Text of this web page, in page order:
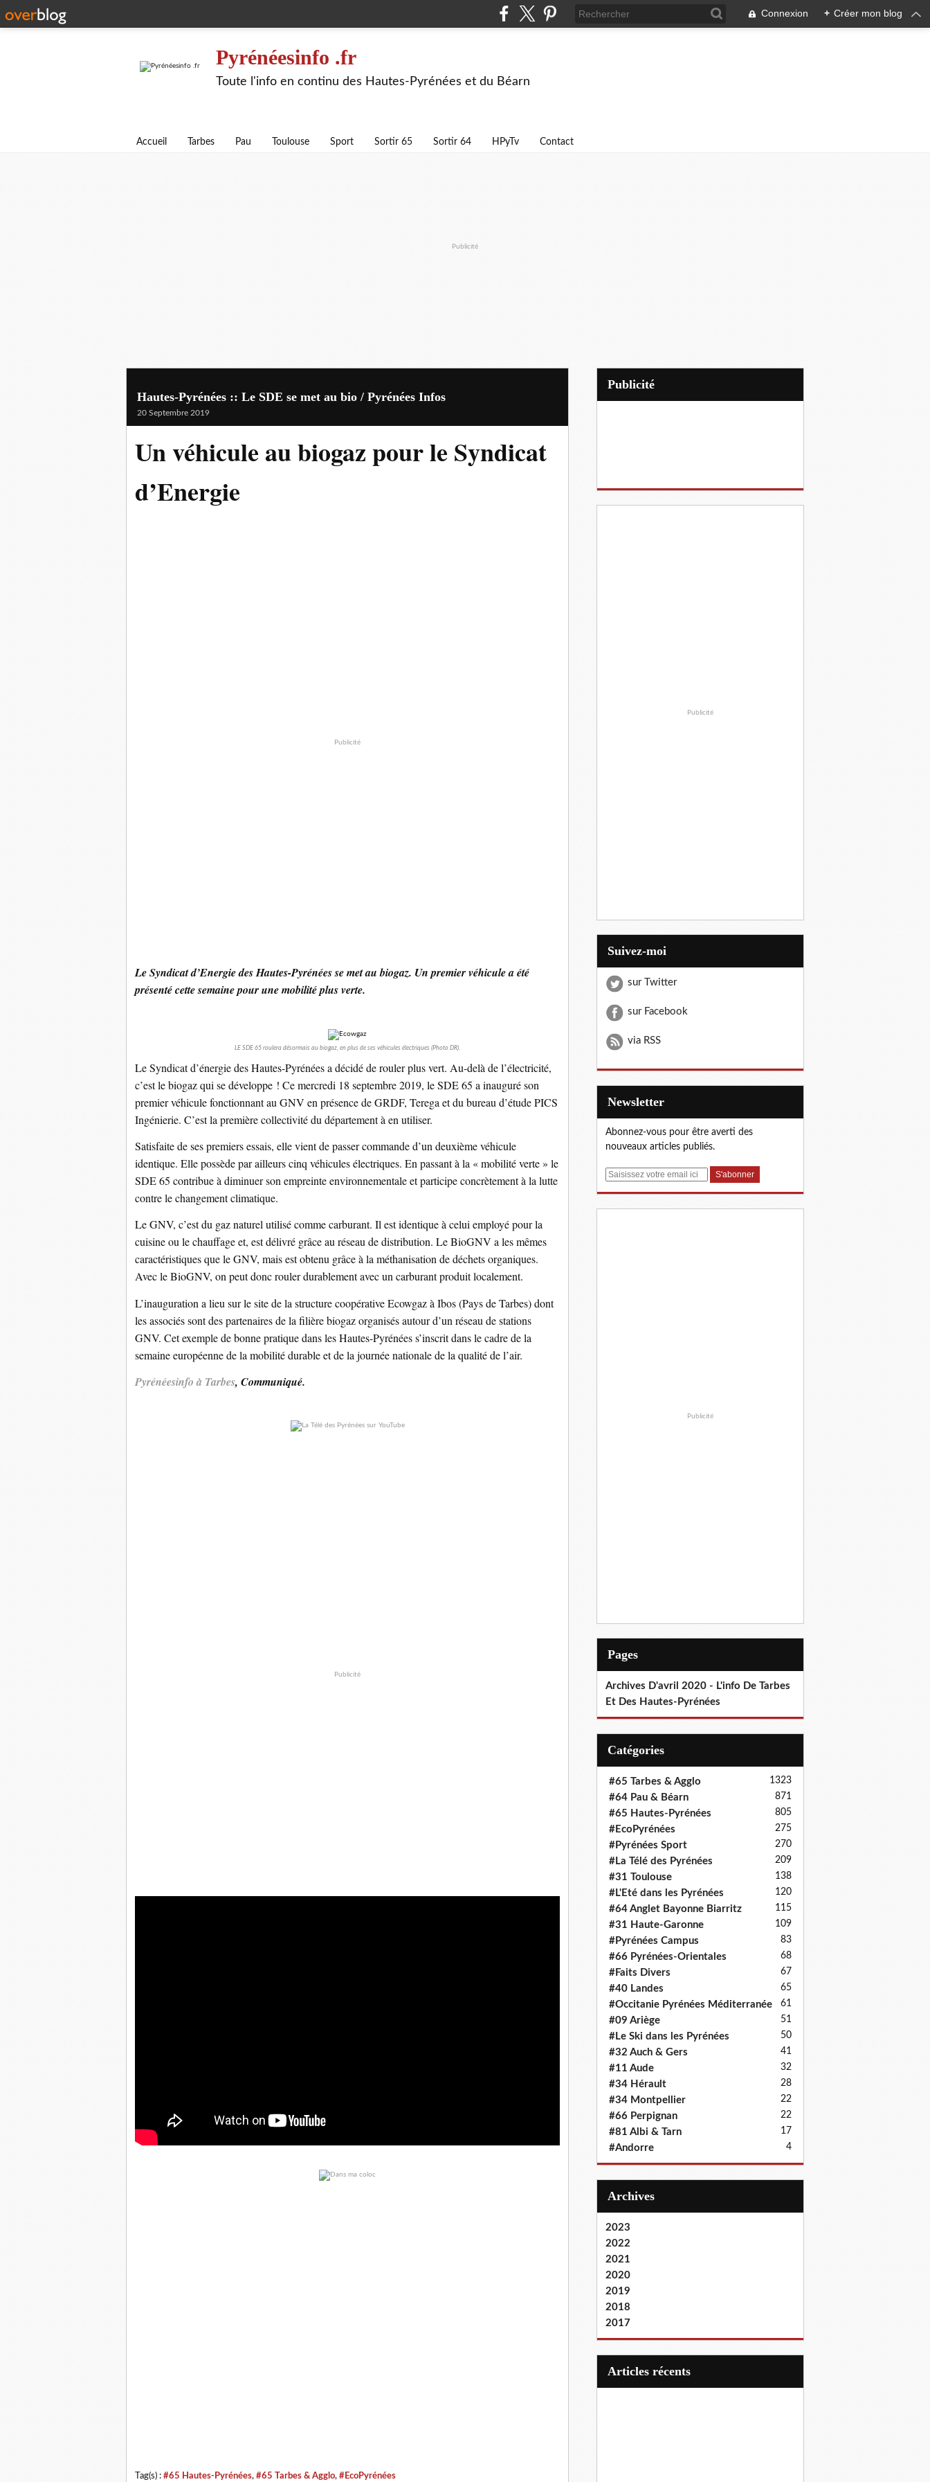
Connexion + Créer mon blog
Pyrénéesinfo .fr
Toute l'info en continu des Hautes-Pyrénées et du Béarn
Accueil Tarbes Pau Toulouse Sport Sortir 65 Sortir 64 HPyTv Contact
Publicité
Hautes-Pyrénées :: Le SDE se met au bio / Pyrénées Infos
20 Septembre 2019
Un véhicule au biogaz pour le Syndicat
d’Energie
Publicité
Le Syndicat d’Energie des Hautes-Pyrénées se met au biogaz. Un premier véhicule a été
présenté cette semaine pour une mobilité plus verte.
LE SDE 65 roulera désormais au biogaz, en plus de ses véhicules électriques (Photo DR).
Le Syndicat d’énergie des Hautes-Pyrénées a décidé de rouler plus vert. Au-delà de l’électricité,
c’est le biogaz qui se développe ! Ce mercredi 18 septembre 2019, le SDE 65 a inauguré son
premier véhicule fonctionnant au GNV en présence de GRDF, Terega et du bureau d’étude PICS
Ingénierie. C’est la première collectivité du département à en utiliser.
Satisfaite de ses premiers essais, elle vient de passer commande d’un deuxième véhicule
identique. Elle possède par ailleurs cinq véhicules électriques. En passant à la « mobilité verte » le
SDE 65 contribue à diminuer son empreinte environnementale et participe concrètement à la lutte
contre le changement climatique.
Le GNV, c’est du gaz naturel utilisé comme carburant. Il est identique à celui employé pour la
cuisine ou le chauffage et, est délivré grâce au réseau de distribution. Le BioGNV a les mêmes
caractéristiques que le GNV, mais est obtenu grâce à la méthanisation de déchets organiques.
Avec le BioGNV, on peut donc rouler durablement avec un carburant produit localement.
L’inauguration a lieu sur le site de la structure coopérative Ecowgaz à Ibos (Pays de Tarbes) dont
les associés sont des partenaires de la filière biogaz organisés autour d’un réseau de stations
GNV. Cet exemple de bonne pratique dans les Hautes-Pyrénées s’inscrit dans le cadre de la
semaine européenne de la mobilité durable et de la journée nationale de la qualité de l’air.
Pyrénéesinfo à Tarbes, Communiqué.
Publicité
Tag(s) : #65 Hautes-Pyrénées, #65 Tarbes & Agglo, #EcoPyrénées
Publicité
Publicité
Suivez-moi
sur Twitter
sur Facebook
via RSS
Newsletter
Abonnez-vous pour être averti des
nouveaux articles publiés.
E
Publicité
Pages
Archives D'avril 2020 - L'info De Tarbes
Et Des Hautes-Pyrénées
Catégories
#65 Tarbes & Agglo 1323
#64 Pau & Béarn 871
#65 Hautes-Pyrénées 805
#EcoPyrénées 275
#Pyrénées Sport 270
#La Télé des Pyrénées 209
#31 Toulouse 138
#L'Eté dans les Pyrénées 120
#64 Anglet Bayonne Biarritz 115
#31 Haute-Garonne 109
#Pyrénées Campus 83
#66 Pyrénées-Orientales 68
#Faits Divers 67
#40 Landes 65
#Occitanie Pyrénées Méditerranée 61
#09 Ariège 51
#Le Ski dans les Pyrénées 50
#32 Auch & Gers 41
#11 Aude 32
#34 Hérault 28
#34 Montpellier 22
#66 Perpignan 22
#81 Albi & Tarn 17
#Andorre 4
Archives
2023
2022
2021
2020
2019
2018
2017
articles récents